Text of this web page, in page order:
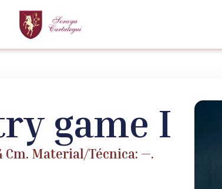
game I
Cm. Material/Técnica: —.